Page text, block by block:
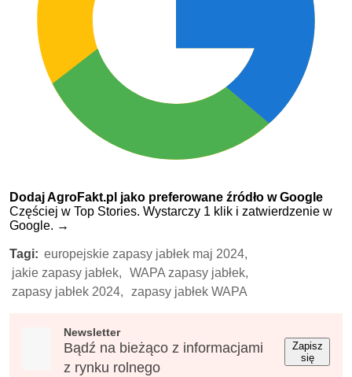
Dodaj AgroFakt.pl jako preferowane źródło w Google
Częściej w Top Stories. Wystarczy 1 klik i zatwierdzenie w
Google. →
Tagi: europejskie zapasy jabłek maj 2024,
jakie zapasy jabłek,
WAPA zapasy jabłek,
zapasy jabłek 2024,
zapasy jabłek WAPA
Newsletter
Bądź na bieżąco z informacjami
z rynku rolnego
Zapisz
się